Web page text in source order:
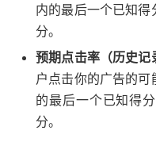
内的最后一个已知
分。
预期点击率（历史记
户点击你的广告的
的最后一个已知得
分。